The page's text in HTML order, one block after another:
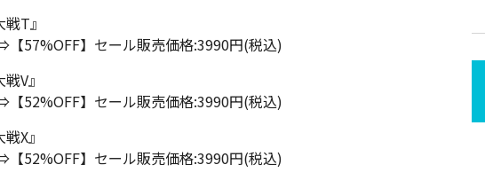
T』
57%OFF】セール販売価格:3990円(税込)
V』
52%OFF】セール販売価格:3990円(税込)
X』
52%OFF】セール販売価格:3990円(税込)